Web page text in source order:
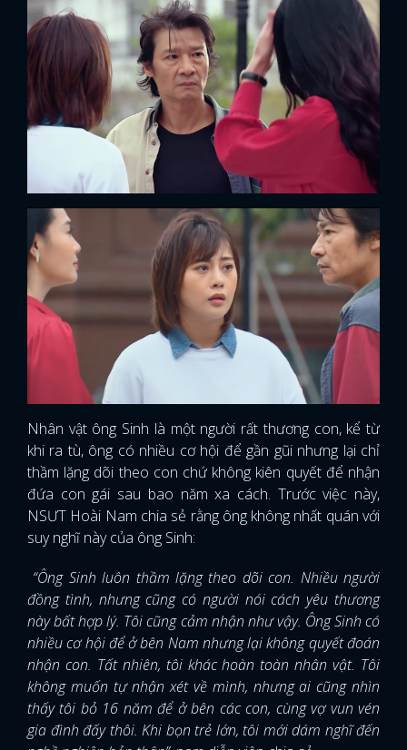
Nhân vật ông Sinh là một người rất thương con, kể từ
khi ra tù, ông có nhiều cơ hội để gần gũi nhưng lại chỉ
thầm lặng dõi theo con chứ không kiên quyết để nhận
đứa con gái sau bao năm xa cách. Trước việc này,
NSƯT Hoài Nam chia sẻ rằng ông không nhất quán với
suy nghĩ này của ông Sinh:
“Ông Sinh luôn thầm lặng theo dõi con. Nhiều người
đồng tình, nhưng cũng có người nói cách yêu thương
này bất hợp lý. Tôi cũng cảm nhận như vậy. Ông Sinh có
nhiều cơ hội để ở bên Nam nhưng lại không quyết đoán
nhận con. Tất nhiên, tôi khác hoàn toàn nhân vật. Tôi
không muốn tự nhận xét về mình, nhưng ai cũng nhìn
thấy tôi bỏ 16 năm để ở bên các con, cùng vợ vun vén
gia đình đấy thôi. Khi bọn trẻ lớn, tôi mới dám nghĩ đến